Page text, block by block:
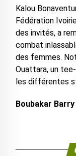
Kalou
Fédération
des invités, a
combat
des femmes.
Ouattara, un
les différentes
Boubakar Barry